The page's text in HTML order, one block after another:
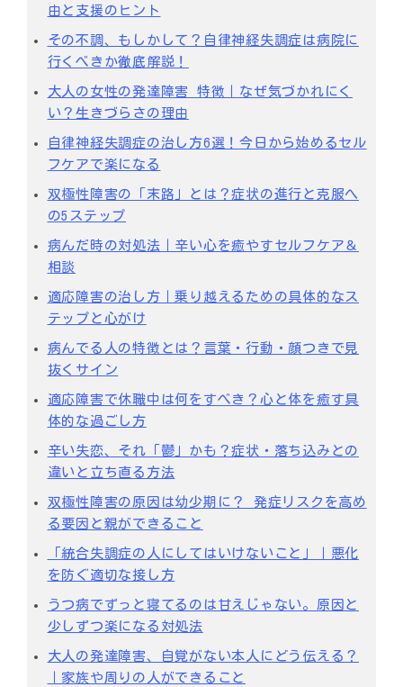
由と支援のヒント
その不調、もしかして？自律神経失調症は病院に
行くべきか徹底解説！
大人の女性の発達障害 特徴｜なぜ気づかれにく
い？生きづらさの理由
自律神経失調症の治し方6選！今日から始めるセル
フケアで楽になる
双極性障害の「末路」とは？症状の進行と克服へ
の5ステップ
病んだ時の対処法｜辛い心を癒やすセルフケア＆
相談
適応障害の治し方｜乗り越えるための具体的なス
テップと心がけ
病んでる人の特徴とは？言葉・行動・顔つきで見
抜くサイン
適応障害で休職中は何をすべき？心と体を癒す具
体的な過ごし方
辛い失恋、それ「鬱」かも？症状・落ち込みとの
違いと立ち直る方法
双極性障害の原因は幼少期に？ 発症リスクを高め
る要因と親ができること
「統合失調症の人にしてはいけないこと」｜悪化
を防ぐ適切な接し方
うつ病でずっと寝てるのは甘えじゃない。原因と
少しずつ楽になる対処法
大人の発達障害、自覚がない本人にどう伝える？
｜家族や周りの人ができること